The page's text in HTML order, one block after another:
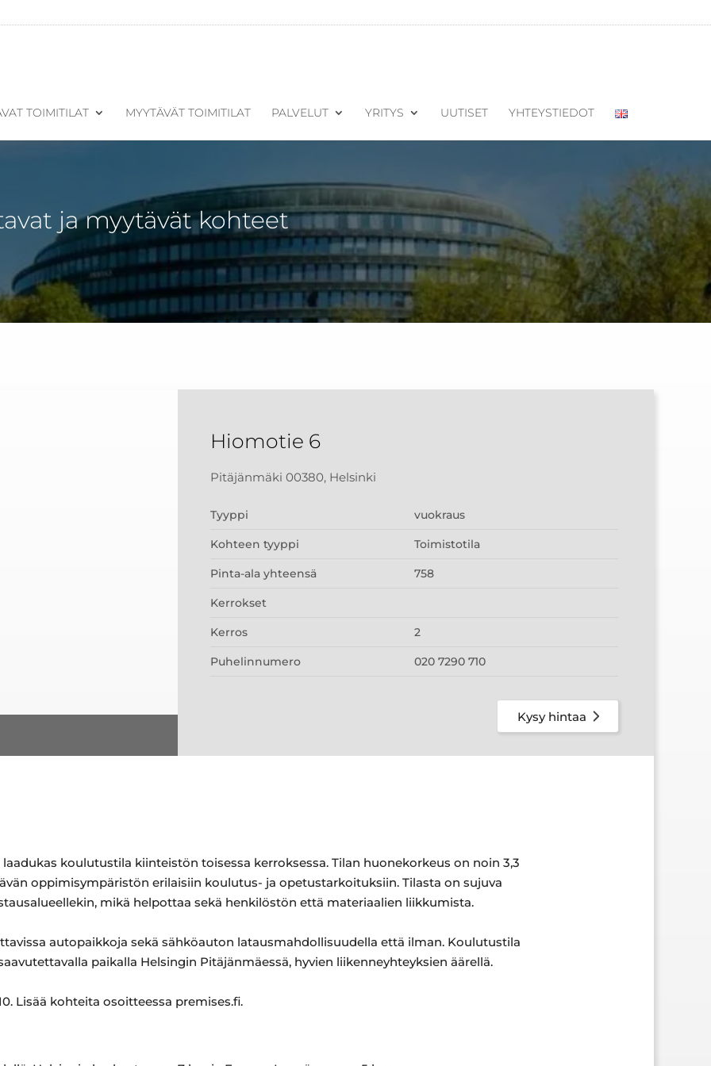
TOIMITILAT MYYTÄVÄT TOIMITILAT PALVELUT YRITYS UUTISET YHTEYSTIEDOT
ja myytävät kohteet
Hiomotie 6
Pitäjänmäki 00380, Helsinki
Tyyppi vuokraus
Kohteen tyyppi Toimistotila
Pinta-ala yhteensä 758
Kerrokset
Kerros 2
Puhelinnumero 020 7290 710
Kysy hintaa
koulutustila kiinteistön toisessa kerroksessa. Tilan huonekorkeus on noin 3,3
oppimisympäristön erilaisiin koulutus- ja opetustarkoituksiin. Tilasta on sujuva
mikä helpottaa sekä henkilöstön että materiaalien liikkumista.
autopaikkoja sekä sähköauton latausmahdollisuudella että ilman. Koulutustila
paikalla Helsingin Pitäjänmäessä, hyvien liikenneyhteyksien äärellä.
Lisää kohteita osoitteessa premises.fi.